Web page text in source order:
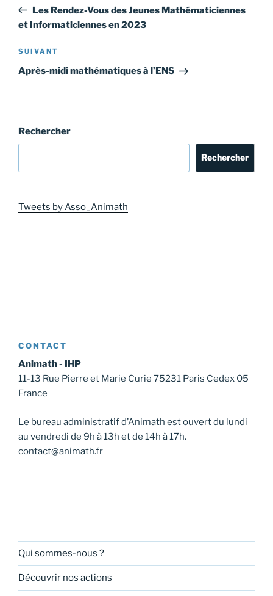
l’article
précédent
Les Rendez-Vous des Jeunes Mathématiciennes
et Informaticiennes en 2023
Article
suivant
SUIVANT
Après-midi mathématiques à l’ENS
Rechercher
Rechercher
Tweets by Asso_Animath
CONTACT
Animath - IHP
11-13 Rue Pierre et Marie Curie 75231 Paris Cedex 05
France
Le bureau administratif d’Animath est ouvert du lundi
au vendredi de 9h à 13h et de 14h à 17h.
contact@animath.fr
Qui sommes-nous ?
Découvrir nos actions